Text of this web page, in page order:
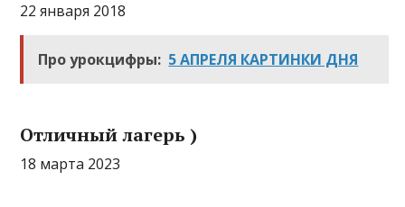
22 января 2018
Про урокцифры: 5 АПРЕЛЯ КАРТИНКИ ДНЯ
Отличный лагерь )
18 марта 2023